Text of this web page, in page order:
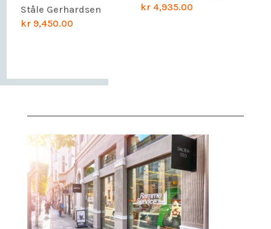
Ståle Gerhardsen
kr9,450.00
kr4,935.00